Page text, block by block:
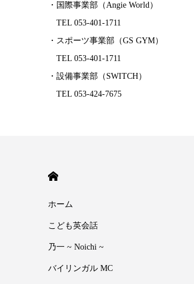
・国際事業部（Angie World）
TEL 053-401-1711
・スポーツ事業部（GS GYM）
TEL 053-401-1711
・設備事業部（SWITCH）
TEL 053-424-7675
ホーム
こども英会話
乃一 ~ Noichi ~
バイリンガル MC